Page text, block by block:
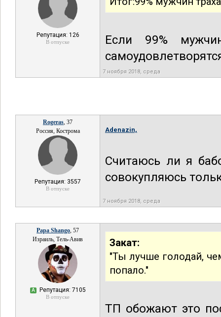
Репутация: 126
В отпуске
Если 99%
7 ноября 2018, среда
Rogeras, 37
Россия, Кострома
Репутация: 3557
В отпуске
Adenazin,
Считаюсь ли я
совокупляюсь
7 ноября 2018, среда
Papa Shango, 57
Израиль, Тель-Авив
А Репутация: 7105
В отпуске
Закат:
"Ты лучше голодай,
попало."
ТП обожают это